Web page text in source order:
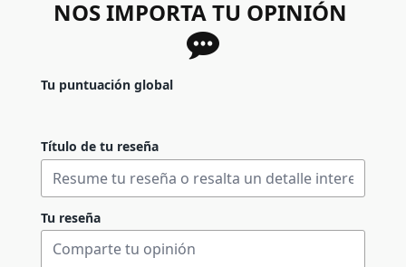
NOS IMPORTA TU OPINIÓN
Tu puntuación global
Título de tu reseña
Tu reseña